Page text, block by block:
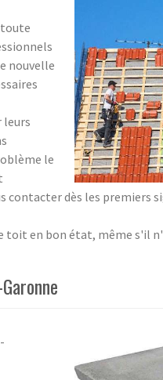
nouvelle
leurs
le
dès les premiers
en bon état, même s'il